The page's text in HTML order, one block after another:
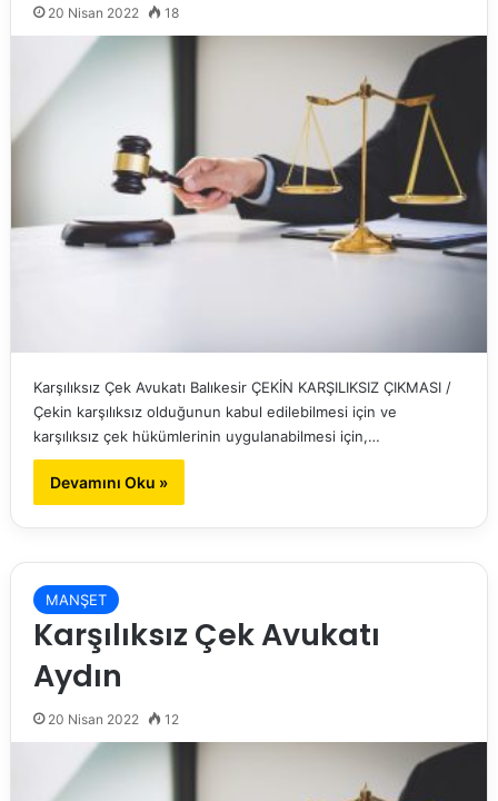
20 Nisan 2022 18
Karşılıksız Çek Avukatı Balıkesir ÇEKİN KARŞILIKSIZ ÇIKMASI /
Çekin karşılıksız olduğunun kabul edilebilmesi için ve
karşılıksız çek hükümlerinin uygulanabilmesi için,…
Devamını Oku »
MANŞET
Karşılıksız Çek Avukatı
Aydın
20 Nisan 2022 12